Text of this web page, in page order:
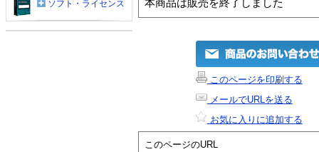
このページを印刷する
メールでURLを送る
お気に入りに追加する
このページのURL
ソフト・ライセンス